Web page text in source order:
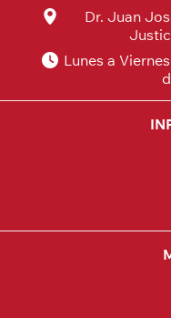
Dr. Juan
Lunes a